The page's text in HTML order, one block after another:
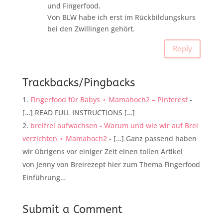
und Fingerfood.
Von BLW habe ich erst im Rückbildungskurs
bei den Zwillingen gehört.
Reply
Trackbacks/Pingbacks
Fingerfood für Babys ⋆ Mamahoch2 – Pinterest-
[…] READ FULL INSTRUCTIONS […]
breifrei aufwachsen - Warum und wie wir auf Brei
verzichten ⋆ Mamahoch2 - […] Ganz passend haben
wir übrigens vor einiger Zeit einen tollen Artikel
von Jenny von Breirezept hier zum Thema Fingerfood
Einführung…
Submit a Comment